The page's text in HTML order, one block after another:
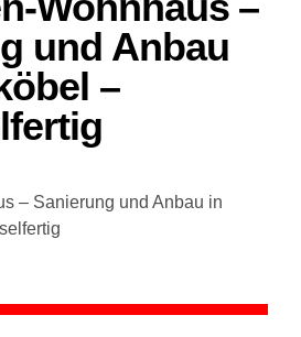
und Anbau
–
– Sanierung und Anbau in